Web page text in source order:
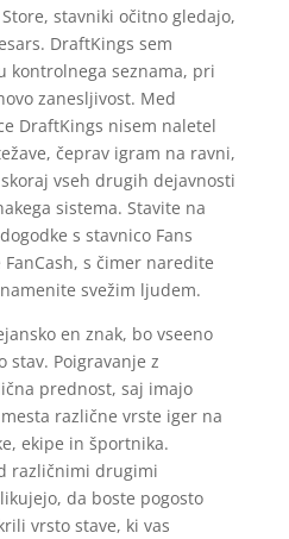
stavniki očitno gledajo,
DraftKings sem
kontrolnega seznama, pri
zanesljivost. Med
DraftKings nisem naletel
čeprav igram na ravni,
vseh drugih dejavnosti
sistema. Stavite na
s stavnico Fans
s čimer naredite
svežim ljudem.
en znak, bo vseeno
stav. Poigravanje z
prednost, saj imajo
različne vrste iger na
ekipe in športnika.
različnimi drugimi
da boste pogosto
vrsto stave, ki vas